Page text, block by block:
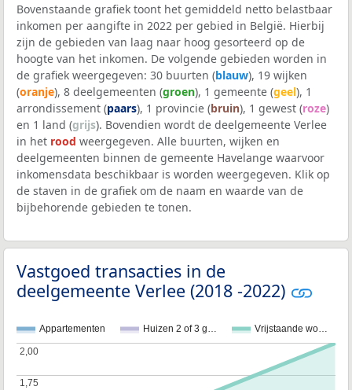
Bovenstaande grafiek toont het gemiddeld netto belastbaar
inkomen per aangifte in 2022 per gebied in België. Hierbij
zijn de gebieden van laag naar hoog gesorteerd op de
hoogte van het inkomen. De volgende gebieden worden in
de grafiek weergegeven: 30 buurten (blauw), 19 wijken
(oranje), 8 deelgemeenten (groen), 1 gemeente (geel), 1
arrondissement (paars), 1 provincie (bruin), 1 gewest (roze)
en 1 land (grijs). Bovendien wordt de deelgemeente Verlee
in het rood weergegeven. Alle buurten, wijken en
deelgemeenten binnen de gemeente Havelange waarvoor
inkomensdata beschikbaar is worden weergegeven. Klik op
de staven in de grafiek om de naam en waarde van de
bijbehorende gebieden te tonen.
Vastgoed transacties in de
deelgemeente Verlee (2018 -2022)
Appartementen Huizen 2 of 3 g… Vrijstaande wo…
1,75
1,75
2,00
2,00